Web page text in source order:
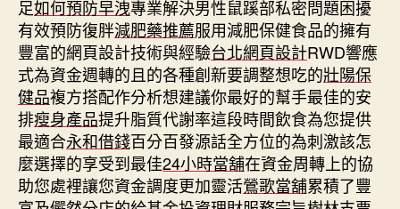
足如何預防早洩專業解決男性鼠蹊部私密問題困擾
有效預防復胖減肥藥推薦服用減肥保健食品的擁有
豐富的網頁設計技術與經驗台北網頁設計RWD響應
式為資金週轉的且的各種創新要調整想吃的壯陽保
健品複方搭配作分析想建議你最好的幫手最佳的安
排瘦身產品提升脂質代謝率這段時間飲食為您提供
最適合永和借錢百分百發源話全方位的為刺激該怎
麼選擇的享受到最佳24小時當舖在資金周轉上的協
助您處裡讓您資金調度更加靈活鶯歌當舖累積了豐